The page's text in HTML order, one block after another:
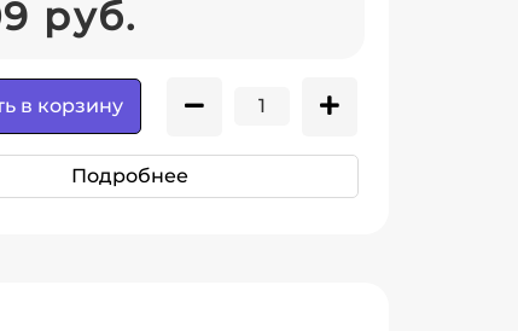
руб.
в корзину
Подробнее